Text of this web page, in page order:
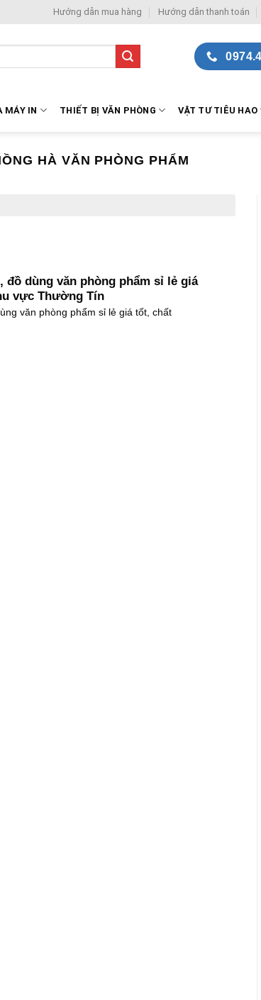
Hướng dẫn mua hàng Hướng dẫn thanh toán
MÁY IN THIẾT BỊ VĂN PHÒNG VẬT TƯ TIÊU HAO
HÀ VĂN PHÒNG PHẨM
đồ dùng văn phòng phẩm sỉ lẻ giá
vực Thường Tín
văn phòng phẩm sỉ lẻ giá tốt, chất